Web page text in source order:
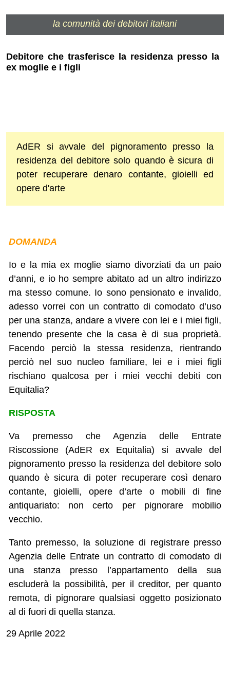
la comunità dei debitori italiani
Debitore che trasferisce la residenza presso la
ex moglie e i figli
AdER si avvale del pignoramento presso la
residenza del debitore solo quando è sicura di
poter recuperare denaro contante, gioielli ed
opere d'arte
DOMANDA
Io e la mia ex moglie siamo divorziati da un paio
d’anni, e io ho sempre abitato ad un altro indirizzo
ma stesso comune. Io sono pensionato e invalido,
adesso vorrei con un contratto di comodato d’uso
per una stanza, andare a vivere con lei e i miei figli,
tenendo presente che la casa è di sua proprietà.
Facendo perciò la stessa residenza, rientrando
perciò nel suo nucleo familiare, lei e i miei figli
rischiano qualcosa per i miei vecchi debiti con
Equitalia?
RISPOSTA
Va premesso che Agenzia delle Entrate
Riscossione (AdER ex Equitalia) si avvale del
pignoramento presso la residenza del debitore solo
quando è sicura di poter recuperare così denaro
contante, gioielli, opere d’arte o mobili di fine
antiquariato: non certo per pignorare mobilio
vecchio.
Tanto premesso, la soluzione di registrare presso
Agenzia delle Entrate un contratto di comodato di
una stanza presso l’appartamento della sua
escluderà la possibilità, per il creditor, per quanto
remota, di pignorare qualsiasi oggetto posizionato
al di fuori di quella stanza.
29 Aprile 2022